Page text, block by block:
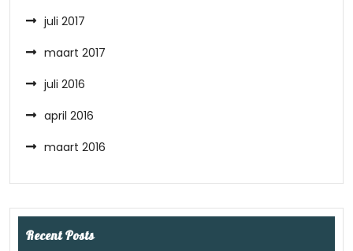
juli 2017
maart 2017
juli 2016
april 2016
maart 2016
Recent Posts